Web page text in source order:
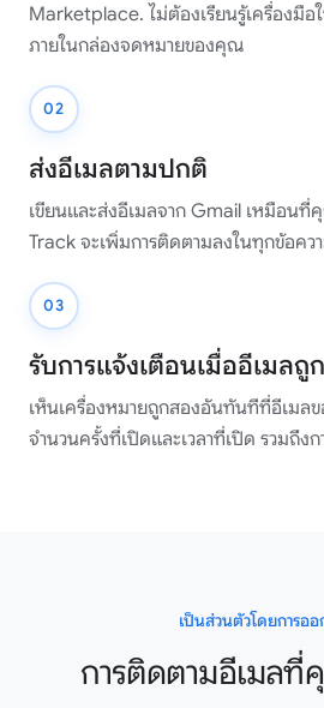
Marketplace. ไม่ต้องเรียนรู้เครื่องมือ
ภายในกล่องจดหมายของคุณ
02
ส่งอีเมลตามปกติ
เขียนและส่งอีเมลจาก Gmail เหมือนที่
Track จะเพิ่มการติดตามลงในทุกข้อค
03
รับการแจ้งเตือนเมื่ออีเมลถู
เห็นเครื่องหมายถูกสองอันทันทีที่อีเมล
จำนวนครั้งที่เปิดและเวลาที่เปิด รวมถึ
เป็นส่วนตัวโดยการอ
การติดตามอีเมลที่